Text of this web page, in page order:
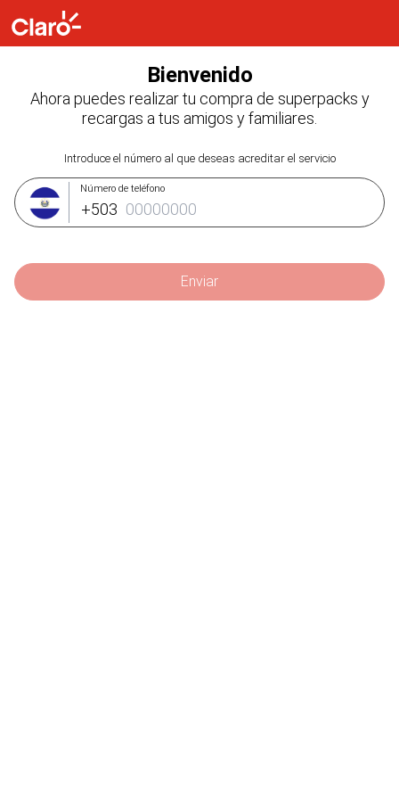
Bienvenido
Ahora puedes realizar tu compra de superpacks y
recargas a tus amigos y familiares.
Introduce el número al que deseas acreditar el servicio
Número de teléfono
+503
Enviar